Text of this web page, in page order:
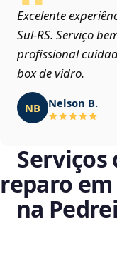
Excelente
Sul‑RS. Serviço
profissional
box de vidro.
NB Nelson B.
Serviços
reparo
na